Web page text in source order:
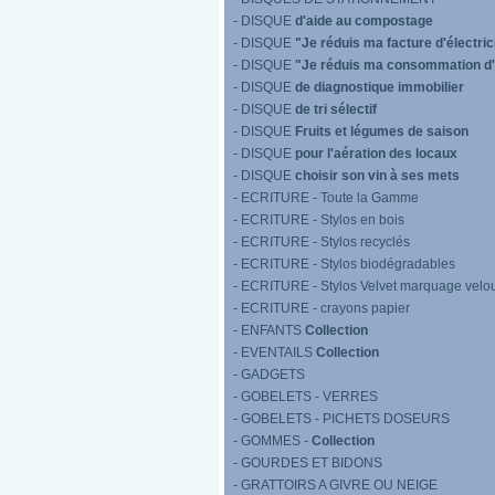
- DISQUE d'aide au compostage
- DISQUE "Je réduis ma facture
- DISQUE "Je réduis ma consommation
- DISQUE de diagnostique immobilier
- DISQUE de tri sélectif
- DISQUE Fruits et légumes de saison
- DISQUE pour l'aération des locaux
- DISQUE choisir son vin à ses mets
- ECRITURE - Toute la Gamme
- ECRITURE - Stylos en bois
- ECRITURE - Stylos recyclés
- ECRITURE - Stylos biodégradables
- ECRITURE - Stylos Velvet marquage
- ECRITURE - crayons papier
- ENFANTS Collection
- EVENTAILS Collection
- GADGETS
- GOBELETS - VERRES
- GOBELETS - PICHETS DOSEURS
- GOMMES - Collection
- GOURDES ET BIDONS
- GRATTOIRS A GIVRE OU NEIGE